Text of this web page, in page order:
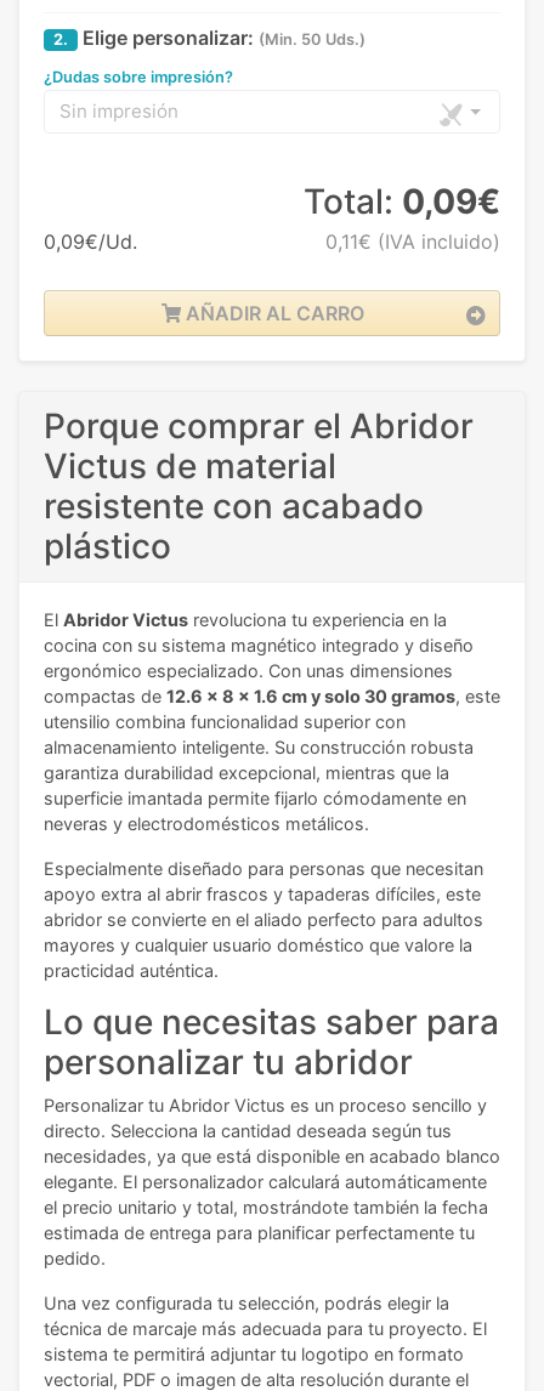
2. Elige personalizar: (Min. 50 Uds.)
¿Dudas sobre impresión?
Sin impresión
0,09€/Ud.
Total: 0,09€
0,11€ (IVA incluido)
AÑADIR AL CARRO
Porque comprar el Abridor
Victus de material
resistente con acabado
plástico
El Abridor Victus revoluciona tu experiencia en la
cocina con su sistema magnético integrado y diseño
ergonómico especializado. Con unas dimensiones
compactas de 12.6 x 8 x 1.6 cm y solo 30 gramos, este
utensilio combina funcionalidad superior con
almacenamiento inteligente. Su construcción robusta
garantiza durabilidad excepcional, mientras que la
superficie imantada permite fijarlo cómodamente en
neveras y electrodomésticos metálicos.
Especialmente diseñado para personas que necesitan
apoyo extra al abrir frascos y tapaderas difíciles, este
abridor se convierte en el aliado perfecto para adultos
mayores y cualquier usuario doméstico que valore la
practicidad auténtica.
Lo que necesitas saber para
personalizar tu abridor
Personalizar tu Abridor Victus es un proceso sencillo y
directo. Selecciona la cantidad deseada según tus
necesidades, ya que está disponible en acabado blanco
elegante. El personalizador calculará automáticamente
el precio unitario y total, mostrándote también la fecha
estimada de entrega para planificar perfectamente tu
pedido.
Una vez configurada tu selección, podrás elegir la
técnica de marcaje más adecuada para tu proyecto. El
sistema te permitirá adjuntar tu logotipo en formato
vectorial, PDF o imagen de alta resolución durante el